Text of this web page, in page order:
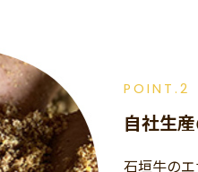
POINT.2
自社生
石垣牛の